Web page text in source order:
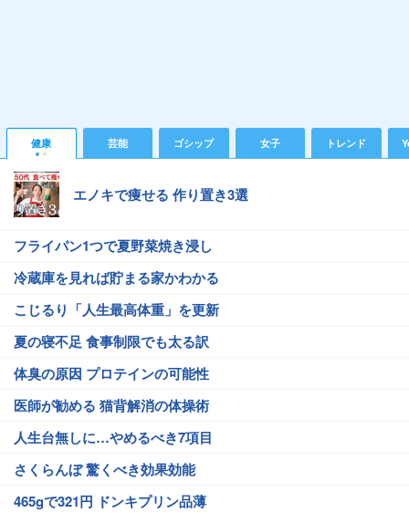
健康 芸能 ゴシップ 女子 トレンド
エノキで痩せる 作り置き3選
フライパン1つで夏野菜焼き浸し
冷蔵庫を見れば貯まる家かわかる
こじるり「人生最高体重」を更新
夏の寝不足 食事制限でも太る訳
体臭の原因 プロテインの可能性
医師が勧める 猫背解消の体操術
人生台無しに…やめるべき7項目
さくらんぼ 驚くべき効果効能
465gで321円 ドンキプリン品薄